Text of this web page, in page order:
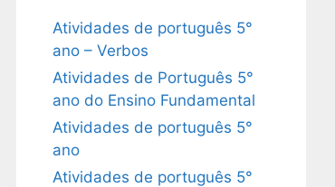
Atividades de português 5°
ano – Verbos
Atividades de Português 5°
ano do Ensino Fundamental
Atividades de português 5°
ano
Atividades de português 5°